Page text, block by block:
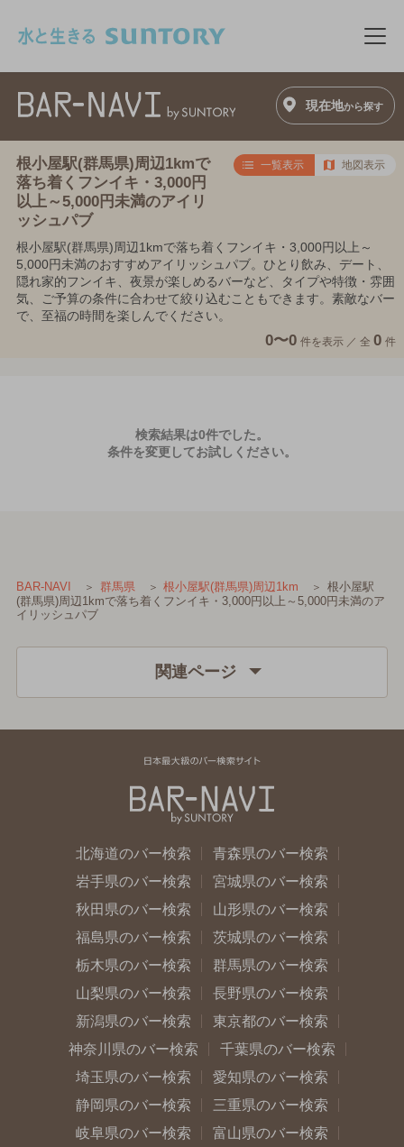
メ
現在地から探す
根小屋駅(群馬県)周辺1kmで
落ち着くフンイキ・3,000円
以上～5,000円未満のアイリ
ッシュパブ
一覧表示 地図表示
根小屋駅(群馬県)周辺1kmで落ち着くフンイキ・3,000円以上～
5,000円未満のおすすめアイリッシュパブ。ひとり飲み、デート、
隠れ家的フンイキ、夜景が楽しめるバーなど、タイプや特徴・雰囲
気、ご予算の条件に合わせて絞り込むこともできます。素敵なバー
で、至福の時間を楽しんでください。
0〜0 件を表示 ／ 全 0 件
検索結果は0件でした。
条件を変更してお試しください。
BAR-NAVI 群馬県 根小屋駅(群馬県)周辺1km
根小屋駅
(群馬県)周辺1kmで落ち着くフンイキ・3,000円以上～5,000円未満のア
イリッシュパブ
関連ページ
北海道のバー検索
青森県のバー検索
岩手県のバー検索
宮城県のバー検索
秋田県のバー検索
山形県のバー検索
福島県のバー検索
茨城県のバー検索
栃木県のバー検索
群馬県のバー検索
山梨県のバー検索
長野県のバー検索
新潟県のバー検索
東京都のバー検索
神奈川県のバー検索
千葉県のバー検索
埼玉県のバー検索
愛知県のバー検索
静岡県のバー検索
三重県のバー検索
岐阜県のバー検索
富山県のバー検索